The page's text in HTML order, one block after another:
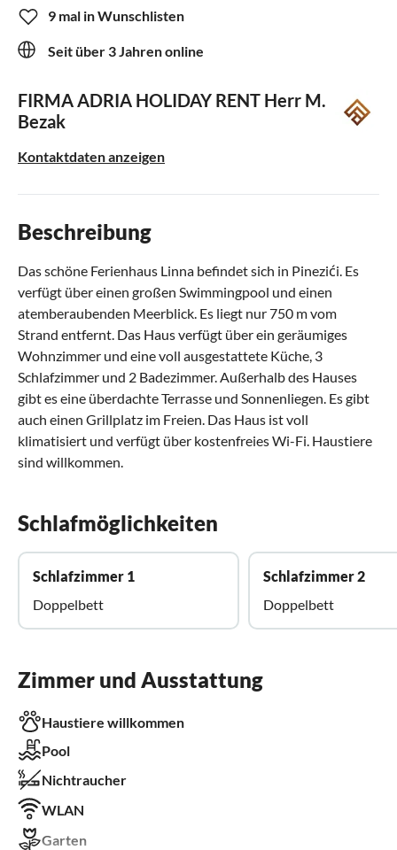
9 mal in Wunschlisten
Seit über 3 Jahren online
FIRMA ADRIA HOLIDAY RENT Herr M.
Bezak
Kontaktdaten anzeigen
Beschreibung
Das schöne Ferienhaus Linna befindet sich in Pinezići. Es
verfügt über einen großen Swimmingpool und einen
atemberaubenden Meerblick. Es liegt nur 750 m vom
Strand entfernt. Das Haus verfügt über ein geräumiges
Wohnzimmer und eine voll ausgestattete Küche, 3
Schlafzimmer und 2 Badezimmer. Außerhalb des Hauses
gibt es eine überdachte Terrasse und Sonnenliegen. Es gibt
auch einen Grillplatz im Freien. Das Haus ist voll
klimatisiert und verfügt über kostenfreies Wi-Fi. Haustiere
sind willkommen.
Schlafmöglichkeiten
Schlafzimmer 1
Doppelbett
Schlafzimmer 2
Doppelbett
Zimmer und Ausstattung
Haustiere willkommen
Pool
Nichtraucher
WLAN
Garten